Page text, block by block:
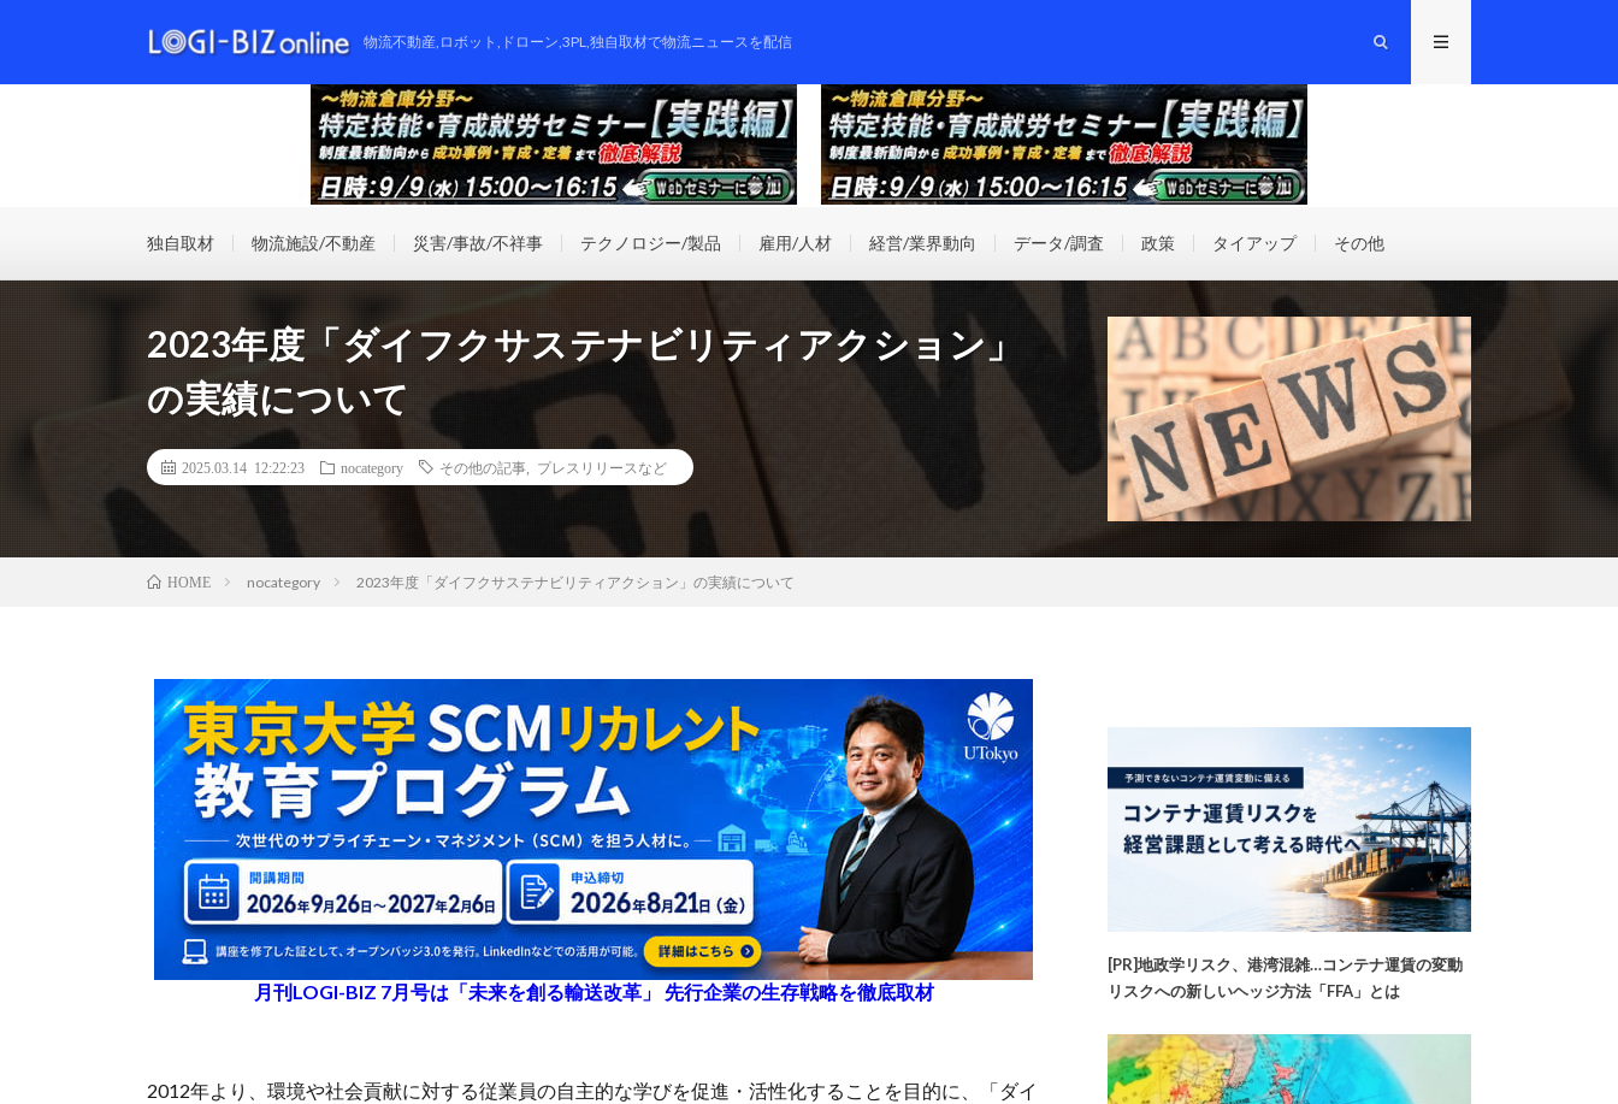
物流不動産,ロボット,ドローン,3PL,独自取材で物流ニュースを配信
独自取材 物流施設/不動産 災害/事故/不祥事 テクノロジー/製品 雇用/人材 経営/業界動向 データ/調査 政策 タイアップ その他
2023年度「ダイフクサステナビリティアクション」
の実績について
2025.03.14 12:22:23 nocategory その他の記事 プレスリリースなど
HOME nocategory 2023年度「ダイフクサステナビリティアクション」の実績について
月刊LOGI-BIZ 7月号は「未来を創る輸送改革」 先行企業の生存戦略を徹底取材
2012年より、環境や社会貢献に対する従業員の自主的な学びを促進・活性化することを目的に、「ダイ
[PR]地政学リスク、港湾混雑…コンテナ運賃の変動
リスクへの新しいヘッジ方法「FFA」とは